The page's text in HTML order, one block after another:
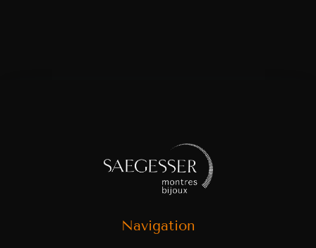
Navigation